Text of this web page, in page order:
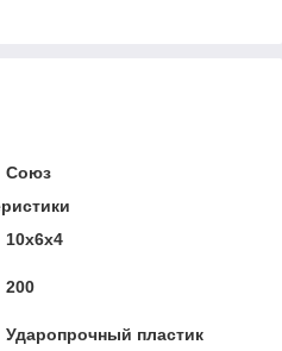
Союз
10x6x4
200
Ударопрочный пластик